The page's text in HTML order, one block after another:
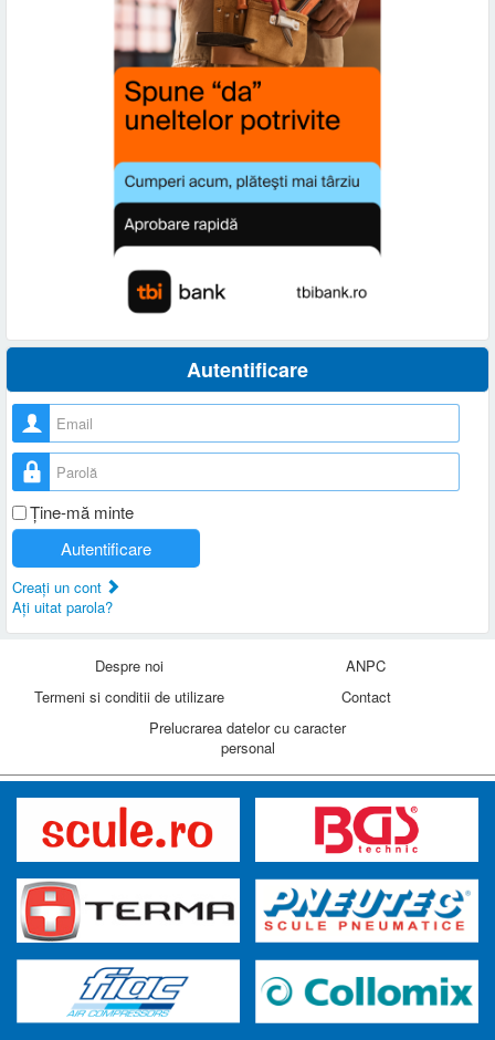
Autentificare
Nume utilizator
Parolă
Ţine-mă minte
Autentificare
Creaţi un cont
Aţi uitat parola?
Despre noi
ANPC
Termeni si conditii de utilizare
Contact
Prelucrarea datelor cu caracter
personal